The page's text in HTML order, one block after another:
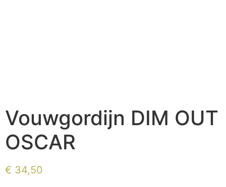
Vouwgordijn DIM OUT
OSCAR
€ 34,50